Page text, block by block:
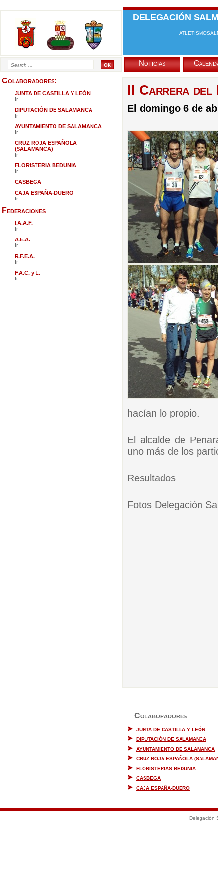
DELEGACIÓN
Noticias
Colaboradores:
JUNTA DE CASTILLA Y LEÓN
Ir
DIPUTACIÓN DE SALAMANCA
Ir
AYUNTAMIENTO DE SALAMANCA
Ir
CRUZ ROJA ESPAÑOLA
(SALAMANCA)
Ir
FLORISTERIA BEDUNIA
Ir
CASBEGA
CAJA ESPAÑA-DUERO
Ir
Federaciones
I.A.A.F.
Ir
A.E.A.
Ir
R.F.E.A.
Ir
F.A.C. y L.
Ir
II Carrera del
El domingo 6 de
hacían lo propio.
El alcalde de
uno más de los
Resultados
Fotos Delegación
Colaboradores
JUNTA DE CASTILLA Y LEÓN
DIPUTACIÓN DE SALAMANCA
AYUNTAMIENTO DE SALAMANCA
CRUZ ROJA ESPAÑOLA
FLORISTERIAS BEDUNIA
CASBEGA
CAJA ESPAÑA-DUERO
Delegación